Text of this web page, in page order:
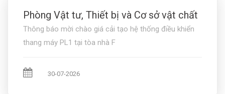
Phòng Vật tư, Thiết bị và Cơ sở vật chất
Thông báo mời chào giá cải tạo hệ thống điều khiển
thang máy PL1 tại tòa nhà F
30-07-2026